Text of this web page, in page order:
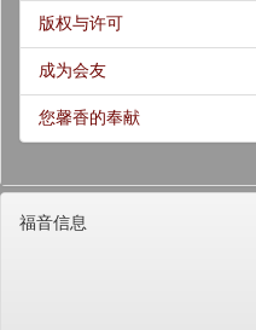
版权与许可
成为会友
您馨香的奉献
福音信息